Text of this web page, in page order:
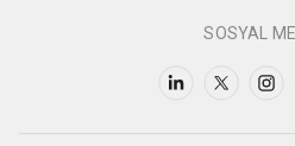
SOSYAL